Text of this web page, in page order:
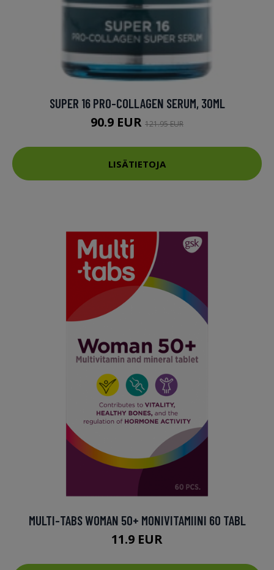
SUPER 16 PRO-COLLAGEN SERUM, 30ML
90.9 EUR 121.95 EUR
LISÄTIETOJA
MULTI-TABS WOMAN 50+ MONIVITAMIINI 60 TABL
11.9 EUR